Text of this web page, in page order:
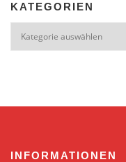
KATEGORIEN
INFORMATIONEN